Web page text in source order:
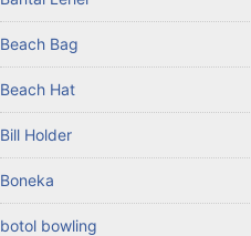
Beach Bag
Beach Hat
Bill Holder
Boneka
botol bowling